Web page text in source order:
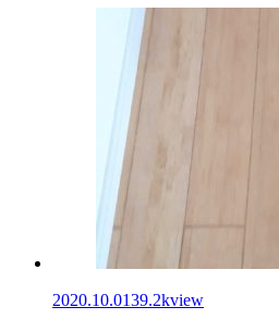
2020.10.0139.2kview